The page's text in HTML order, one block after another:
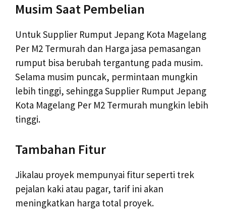
Musim Saat Pembelian
Untuk Supplier Rumput Jepang Kota Magelang
Per M2 Termurah dan Harga jasa pemasangan
rumput bisa berubah tergantung pada musim.
Selama musim puncak, permintaan mungkin
lebih tinggi, sehingga Supplier Rumput Jepang
Kota Magelang Per M2 Termurah mungkin lebih
tinggi.
Tambahan Fitur
Jikalau proyek mempunyai fitur seperti trek
pejalan kaki atau pagar, tarif ini akan
meningkatkan harga total proyek.